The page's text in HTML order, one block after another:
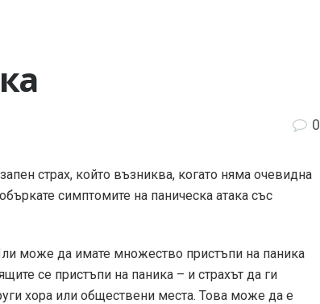
0
страх, който възниква, когато няма очевидна
симптомите на паническа атака със
може да имате множество пристъпи на паника
се пристъпи на паника – и страхът да ги
хора или обществени места. Това може да е